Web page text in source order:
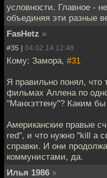
условности. Главное -
объединяя эти разные
FasHetz »
#35 | 04.02.14 12:48
Кому: Замора, #31
Я правильно понял,
фильмах Аллена по
"Манхэттену"? Каким
Американские правые
red", и что нужно "kill a
справки. И они
коммунистами, да.
Илья 1986 »